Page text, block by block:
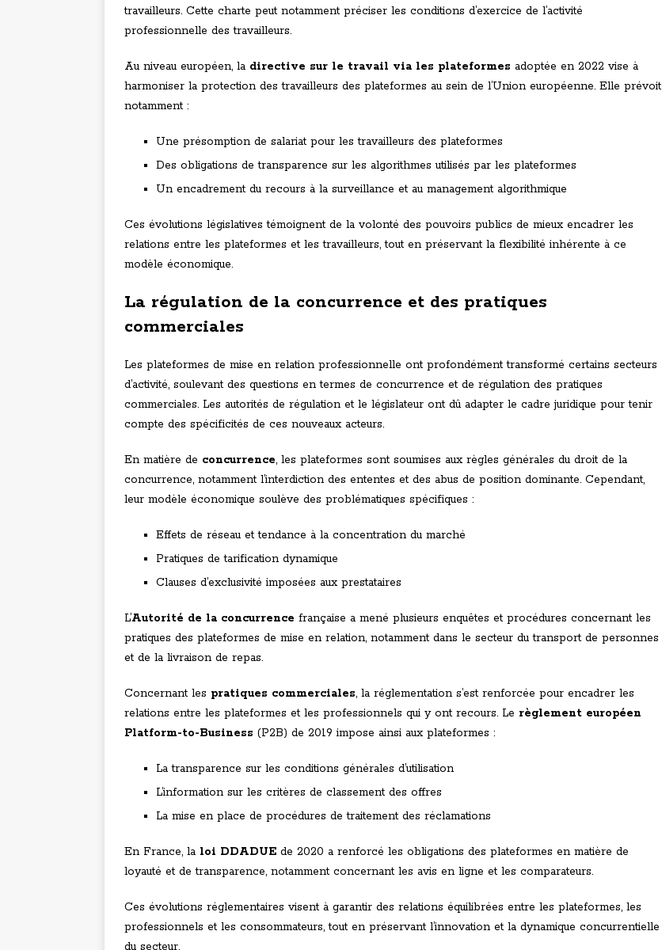
travailleurs. Cette charte peut notamment préciser les conditions d’exercice de l’activité
professionnelle des travailleurs.
Au niveau européen, la directive sur le travail via les plateformes adoptée en 2022 vise à
harmoniser la protection des travailleurs des plateformes au sein de l’Union européenne. Elle prévoit
notamment :
Une présomption de salariat pour les travailleurs des plateformes
Des obligations de transparence sur les algorithmes utilisés par les plateformes
Un encadrement du recours à la surveillance et au management algorithmique
Ces évolutions législatives témoignent de la volonté des pouvoirs publics de mieux encadrer les
relations entre les plateformes et les travailleurs, tout en préservant la flexibilité inhérente à ce
modèle économique.
La régulation de la concurrence et des pratiques
commerciales
Les plateformes de mise en relation professionnelle ont profondément transformé certains secteurs
d’activité, soulevant des questions en termes de concurrence et de régulation des pratiques
commerciales. Les autorités de régulation et le législateur ont dû adapter le cadre juridique pour tenir
compte des spécificités de ces nouveaux acteurs.
En matière de concurrence, les plateformes sont soumises aux règles générales du droit de la
concurrence, notamment l’interdiction des ententes et des abus de position dominante. Cependant,
leur modèle économique soulève des problématiques spécifiques :
Effets de réseau et tendance à la concentration du marché
Pratiques de tarification dynamique
Clauses d’exclusivité imposées aux prestataires
L’Autorité de la concurrence française a mené plusieurs enquêtes et procédures concernant les
pratiques des plateformes de mise en relation, notamment dans le secteur du transport de personnes
et de la livraison de repas.
Concernant les pratiques commerciales, la réglementation s’est renforcée pour encadrer les
relations entre les plateformes et les professionnels qui y ont recours. Le règlement européen
Platform-to-Business (P2B) de 2019 impose ainsi aux plateformes :
La transparence sur les conditions générales d’utilisation
L’information sur les critères de classement des offres
La mise en place de procédures de traitement des réclamations
En France, la loi DDADUE de 2020 a renforcé les obligations des plateformes en matière de
loyauté et de transparence, notamment concernant les avis en ligne et les comparateurs.
Ces évolutions réglementaires visent à garantir des relations équilibrées entre les plateformes, les
professionnels et les consommateurs, tout en préservant l’innovation et la dynamique concurrentielle
du secteur.